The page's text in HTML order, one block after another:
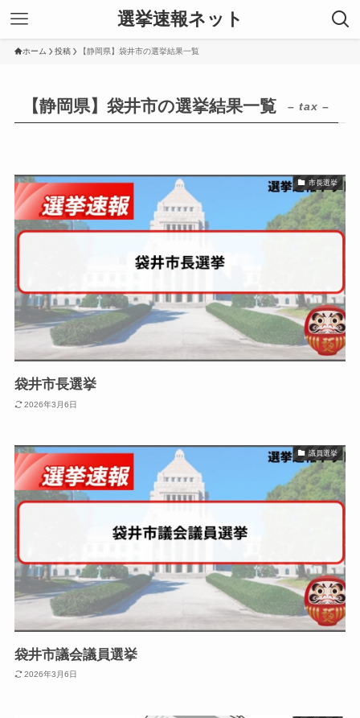
選挙速報ネット
ホーム 投稿 【静岡県】袋井市の選挙結果一覧
【静岡県】袋井市の選挙結果一覧 – tax –
市長選挙
袋井市長選挙
2026年3月6日
議員選挙
袋井市議会議員選挙
2026年3月6日